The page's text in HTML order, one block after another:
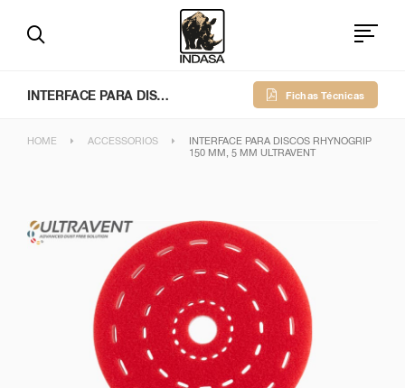
INTERFACE PARA DISCOS RHYNOGRIP 150 MM, 5 MM ULTRAVENT Fichas Técnicas
HOME ACCESSORIOS
INTERFACE PARA DISCOS RHYNOGRIP
150 MM, 5 MM ULTRAVENT